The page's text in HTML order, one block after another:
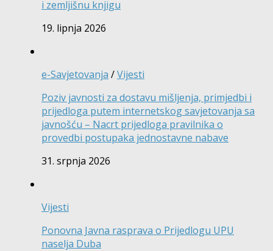
i zemljišnu knjigu
19. lipnja 2026
e-Savjetovanja /Vijesti
Poziv javnosti za dostavu mišljenja, primjedbi i
prijedloga putem internetskog savjetovanja sa
javnošću – Nacrt prijedloga pravilnika o
provedbi postupaka jednostavne nabave
31. srpnja 2026
Vijesti
Ponovna Javna rasprava o Prijedlogu UPU
naselja Duba